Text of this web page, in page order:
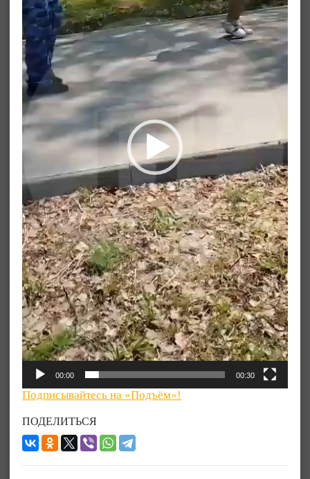
00:00 00:30
Подписывайтесь на «Подъём»!
ПОДЕЛИТЬСЯ